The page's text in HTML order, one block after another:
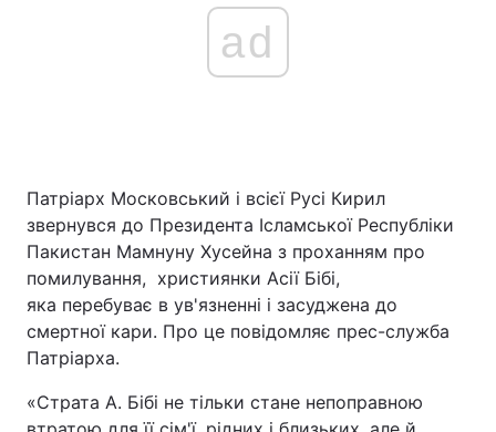
ad
Патріарх Московський і всієї Русі Кирил
звернувся до Президента Ісламської Республіки
Пакистан Мамнуну Хусейна з проханням про
помилування, християнки Асії Бібі,
яка перебуває в ув'язненні і засуджена до
смертної кари. Про це повідомляє прес-служба
Патріарха.
«Страта А. Бібі не тільки стане непоправною